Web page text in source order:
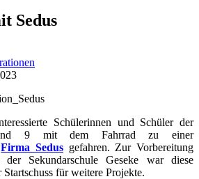
Sedus
Schülerinnen und Schüler der
und 9 mit dem Fahrrad zu einer
Firma Sedus gefahren. Zur Vorbereitung
Sekundarschule Geseke war diese
für weitere Projekte.